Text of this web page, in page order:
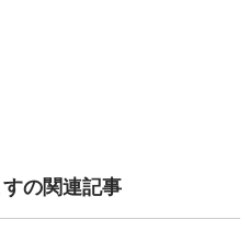
の関連記事